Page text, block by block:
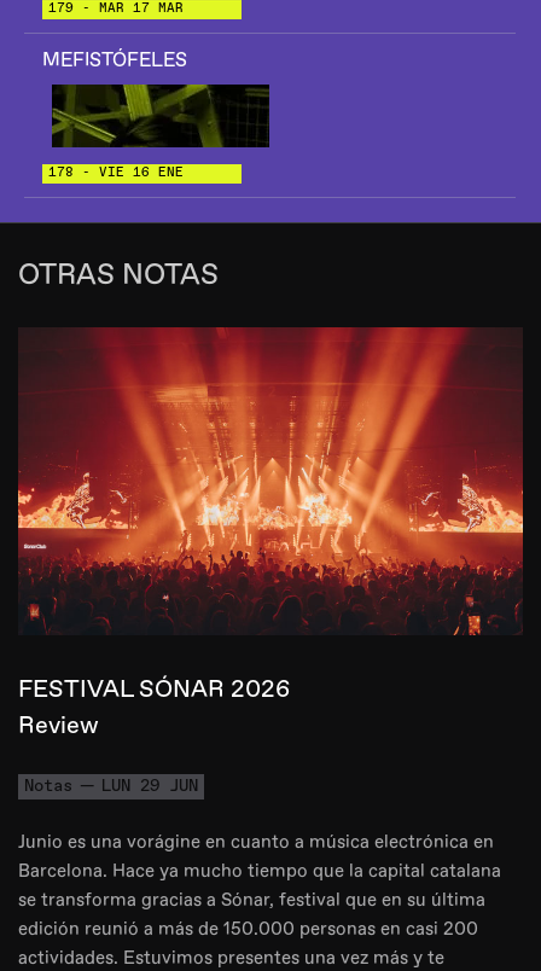
179 - MAR 17 MAR
MEFISTÓFELES
178 - VIE 16 ENE
OTRAS NOTAS
FESTIVAL SÓNAR 2026
Review
Notas LUN 29 JUN
Junio es una vorágine en cuanto a música electrónica en
Barcelona. Hace ya mucho tiempo que la capital catalana
se transforma gracias a Sónar, festival que en su última
edición reunió a más de 150.000 personas en casi 200
actividades. Estuvimos presentes una vez más y te